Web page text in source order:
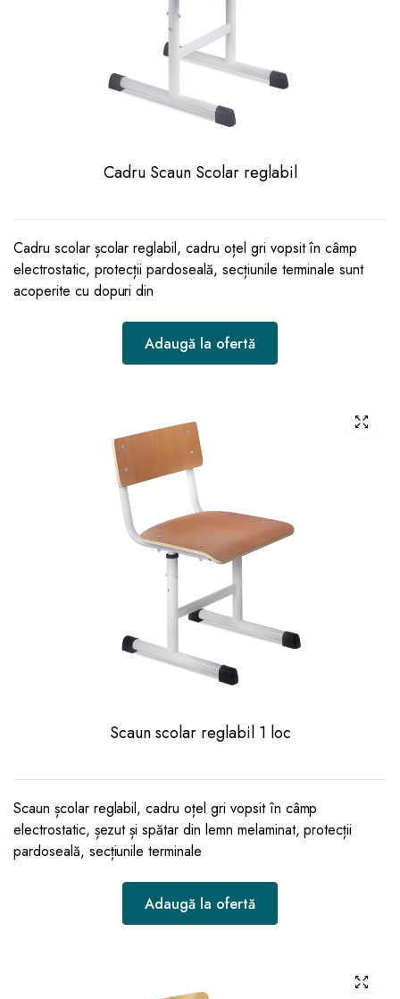
Cadru Scaun Scolar reglabil
Cadru scolar școlar reglabil, cadru oțel gri vopsit în câmp
electrostatic, protecții pardoseală, secțiunile terminale sunt
acoperite cu dopuri din
Adaugă la ofertă
Scaun scolar reglabil 1 loc
Scaun școlar reglabil, cadru oțel gri vopsit în câmp
electrostatic, șezut și spătar din lemn melaminat, protecții
pardoseală, secțiunile terminale
Adaugă la ofertă